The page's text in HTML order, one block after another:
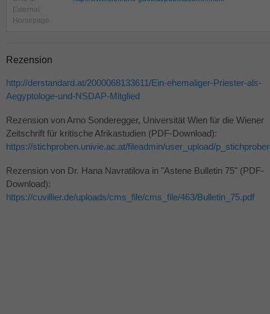
External
Homepage
Rezension
http://derstandard.at/2000068133611/Ein-ehemaliger-Priester-als-
Aegyptologe-und-NSDAP-Mitglied
Rezension von Arno Sonderegger, Universität Wien für die Wiener
Zeitschrift für kritische Afrikastudien (PDF-Download):
https://stichproben.univie.ac.at/fileadmin/user_upload/
Rezension von Dr. Hana Navratilova in "Astene Bulletin 75" (PDF-
Download):
https://cuvillier.de/uploads/cms_file/cms_file/463/Bulletin_75.pdf